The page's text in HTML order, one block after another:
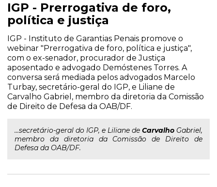
IGP - Prerrogativa de foro,
política e justiça
IGP - Instituto de Garantias Penais promove o
webinar "Prerrogativa de foro, política e justiça",
com o ex-senador, procurador de Justiça
aposentado e advogado Demóstenes Torres. A
conversa será mediada pelos advogados Marcelo
Turbay, secretário-geral do IGP, e Liliane de
Carvalho Gabriel, membro da diretoria da Comissão
de Direito de Defesa da OAB/DF.
...secretário-geral do IGP, e Liliane de Carvalho Gabriel,
membro da diretoria da Comissão de Direito de
Defesa da OAB/DF.